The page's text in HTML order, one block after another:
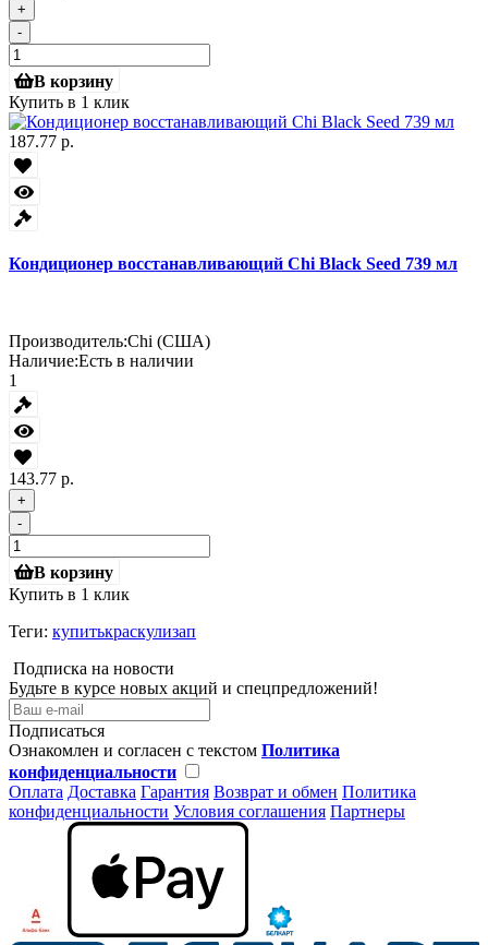
+
-
В корзину
Купить в 1 клик
187.77 р.
Кондиционер восстанавливающий Chi Black Seed 739 мл
Производитель:Chi (США)
Наличие:Есть в наличии
1
143.77 р.
+
-
В корзину
Купить в 1 клик
Теги: купитькраскулизап
Подписка на новости
Будьте в курсе новых акций и спецпредложений!
Подписаться
Ознакомлен и согласен с текстом Политика
конфиденциальности
Оплата Доставка Гарантия Возврат и обмен Политика
конфиденциальности Условия соглашения Партнеры